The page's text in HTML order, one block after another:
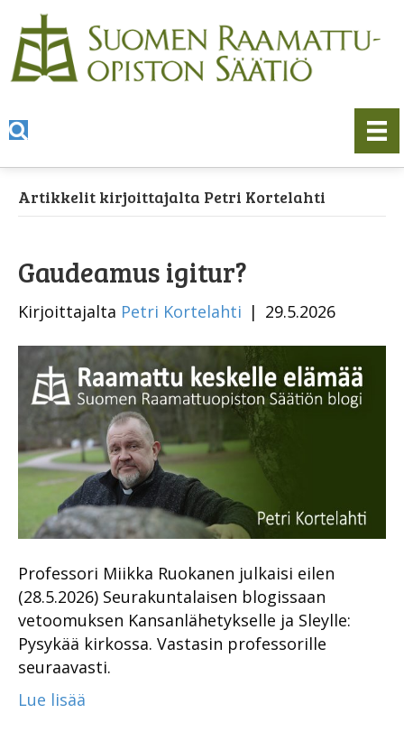
Artikkelit kirjoittajalta Petri Kortelahti
Gaudeamus igitur?
Kirjoittajalta Petri Kortelahti | 29.5.2026
Professori Miikka Ruokanen julkaisi eilen
(28.5.2026) Seurakuntalaisen blogissaan
vetoomuksen Kansanlähetykselle ja Sleylle:
Pysykää kirkossa. Vastasin professorille
seuraavasti.
Lue lisää